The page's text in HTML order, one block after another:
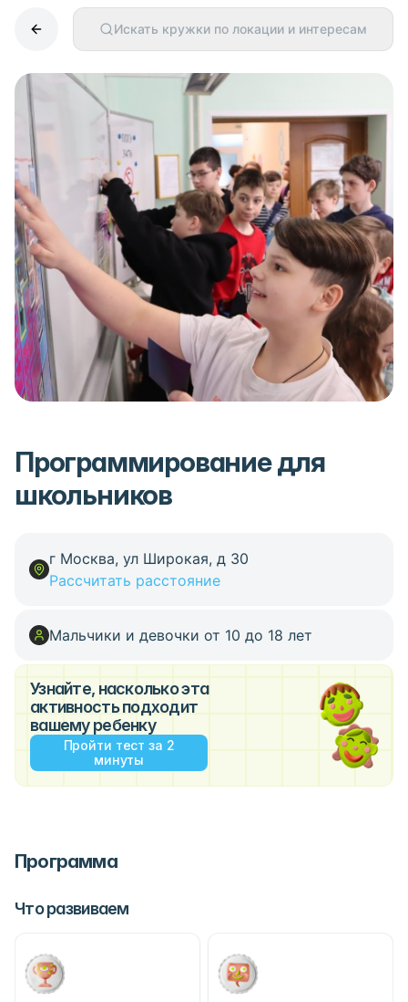
Искать кружки по локации и интересам
Программирование для
школьников
г Москва, ул Широкая, д 30
Рассчитать расстояние
Мальчики и девочки от 10 до 18 лет
Узнайте, насколько эта
активность подходит
вашему ребенку
Пройти тест за 2
минуты
Программа
Что развиваем